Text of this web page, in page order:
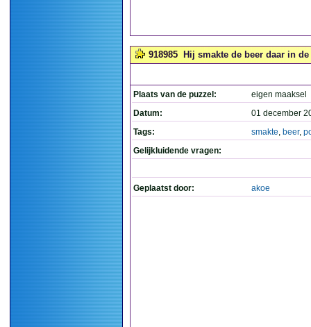
918985 Hij smakte de beer daar in de
Plaats van de puzzel:
eigen maaksel
Datum:
01 december
Tags:
smakte, beer,
Gelijkluidende vragen:
Geplaatst door: akoe